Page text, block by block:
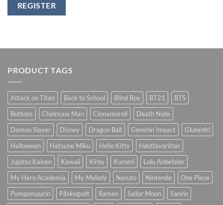
REGISTER
PRODUCT TAGS
Attack on Titan Back to School Blind Box BT21
BTS
Buttons
Chainsaw Man Cinnamoroll
Death Note
Demon Slayer
Disney Dragon Ball Genshin Impact
Glutenfri
Halloween
Hatsune Miku Hello Kitty
Høstfavoritter
Jujutsu Kaisen
Kawaii Kirby Kuromi
Lulu Anbefaler
My Hero Academia
My Melody Naruto Nintendo
One Piece
Pompompurin
Påskegodt Ramen Sailor Moon
Sanrio